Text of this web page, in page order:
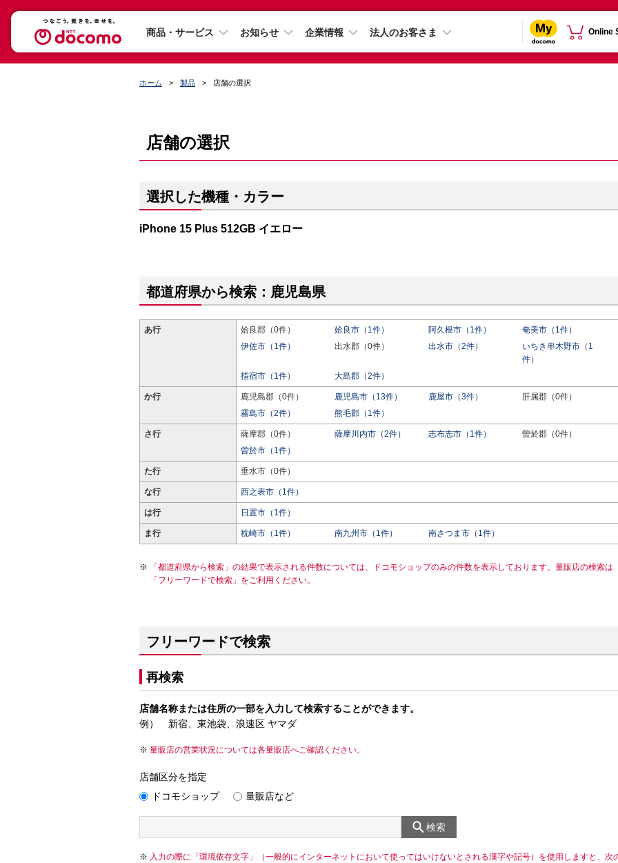
商品・サービス お知らせ 企業情報 法人のお客さま Online
ホーム 製品 店舗の選択
店舗の選択
選択した機種・カラー
iPhone 15 Plus 512GB イエロー
都道府県から検索：鹿児島県
あ行 姶良郡（0件） 姶良市（1件） 阿久根市（1件）
奄美市（1件）
伊佐市（1件）
出水郡（0件） 出水市（2件）
いちき串木野市（1
件）
指宿市（1件）
大島郡（2件）
か行 鹿児島郡（0件） 鹿児島市（13件） 鹿屋市（3件）
肝属郡（0件）
霧島市（2件）
熊毛郡（1件）
さ行 薩摩郡（0件） 薩摩川内市（2件） 志布志市（1件）
曽於郡（0件）
曽於市（1件）
た行 垂水市（0件）
な行 西之表市（1件）
は行 日置市（1件）
ま行 枕崎市（1件） 南九州市（1件） 南さつま市（1件）
「都道府県から検索」の結果で表示される件数については、ドコモショップのみの件数を表示しております。量販店の検索は
「フリーワードで検索」をご利用ください。
フリーワードで検索
再検索
店舗名称または住所の一部を入力して検索することができます。
例） 新宿、東池袋、浪速区 ヤマダ
量販店の営業状況については各量販店へご確認ください。
店舗区分を指定
ドコモショップ
量販店など
検索
入力の際に「環境依存文字」（一般的にインターネットにおいて使ってはいけないとされる漢字や記号）を使用しますと、次